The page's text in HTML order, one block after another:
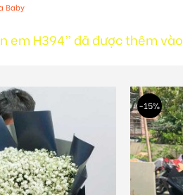
Baby
em H394” đã được thêm
-15%